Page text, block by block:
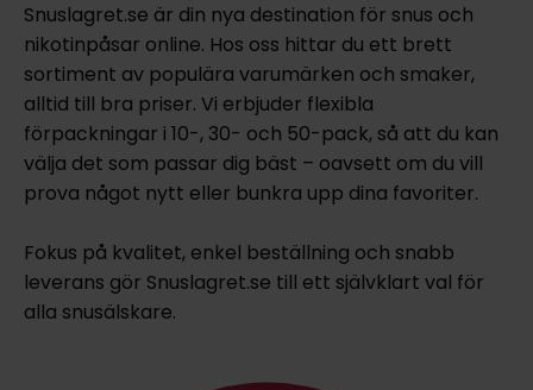
Snuslagret.se är din nya destination för snus och
nikotinpåsar online. Hos oss hittar du ett brett
sortiment av populära varumärken och smaker,
alltid till bra priser. Vi erbjuder flexibla
förpackningar i 10-, 30- och 50-pack, så att du kan
välja det som passar dig bäst – oavsett om du vill
prova något nytt eller bunkra upp dina favoriter.
Fokus på kvalitet, enkel beställning och snabb
leverans gör Snuslagret.se till ett självklart val för
alla snusälskare.